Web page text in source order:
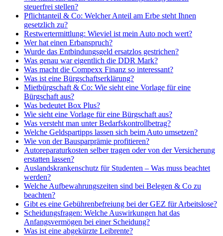
steuerfrei stellen?
Pflichtanteil & Co: Welcher Anteil am Erbe steht Ihnen
gesetzlich zu?
Restwertermittlung: Wieviel ist mein Auto noch wert?
Wer hat einen Erbanspruch?
Wurde das Entbindungsgeld ersatzlos gestrichen?
Was genau war eigentlich die DDR Mark?
Was macht die Compexx Finanz so interessant?
Was ist eine Bürgschaftserklärung?
Mietbürgschaft & Co: Wie sieht eine Vorlage für eine
Bürgschaft aus?
Was bedeutet Box Plus?
Wie sieht eine Vorlage für eine Bürgschaft aus?
Was versteht man unter Bedarfskontrollbetrag?
Welche Geldspartipps lassen sich beim Auto umsetzen?
Wie von der Bausparprämie profitieren?
Autoreparaturkosten selber tragen oder von der Versicherung
erstatten lassen?
Auslandskrankenschutz für Studenten – Was muss beachtet
werden?
Welche Aufbewahrungszeiten sind bei Belegen & Co zu
beachten?
Gibt es eine Gebührenbefreiung bei der GEZ für Arbeitslose?
Scheidungsfragen: Welche Auswirkungen hat das
Anfangsvermögen bei einer Scheidung?
Was ist eine abgekürzte Leibrente?